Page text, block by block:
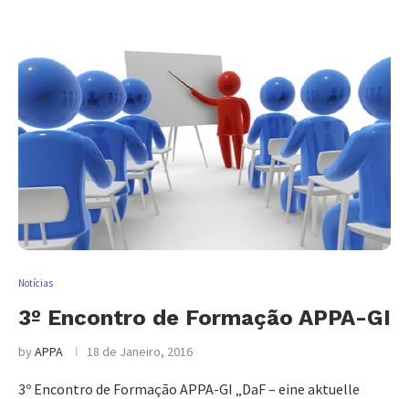
Notícias
3º Encontro de Formação APPA-GI
byAPPA 18 de Janeiro, 2016
3º Encontro de Formação APPA-GI „DaF – eine aktuelle